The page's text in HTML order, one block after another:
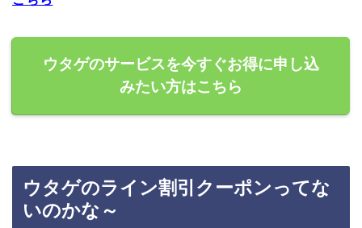
ウタゲのサービスを今すぐお得に申し込
みたい方はこちら
ウタゲのライン割引クーポンってな
いのかな～